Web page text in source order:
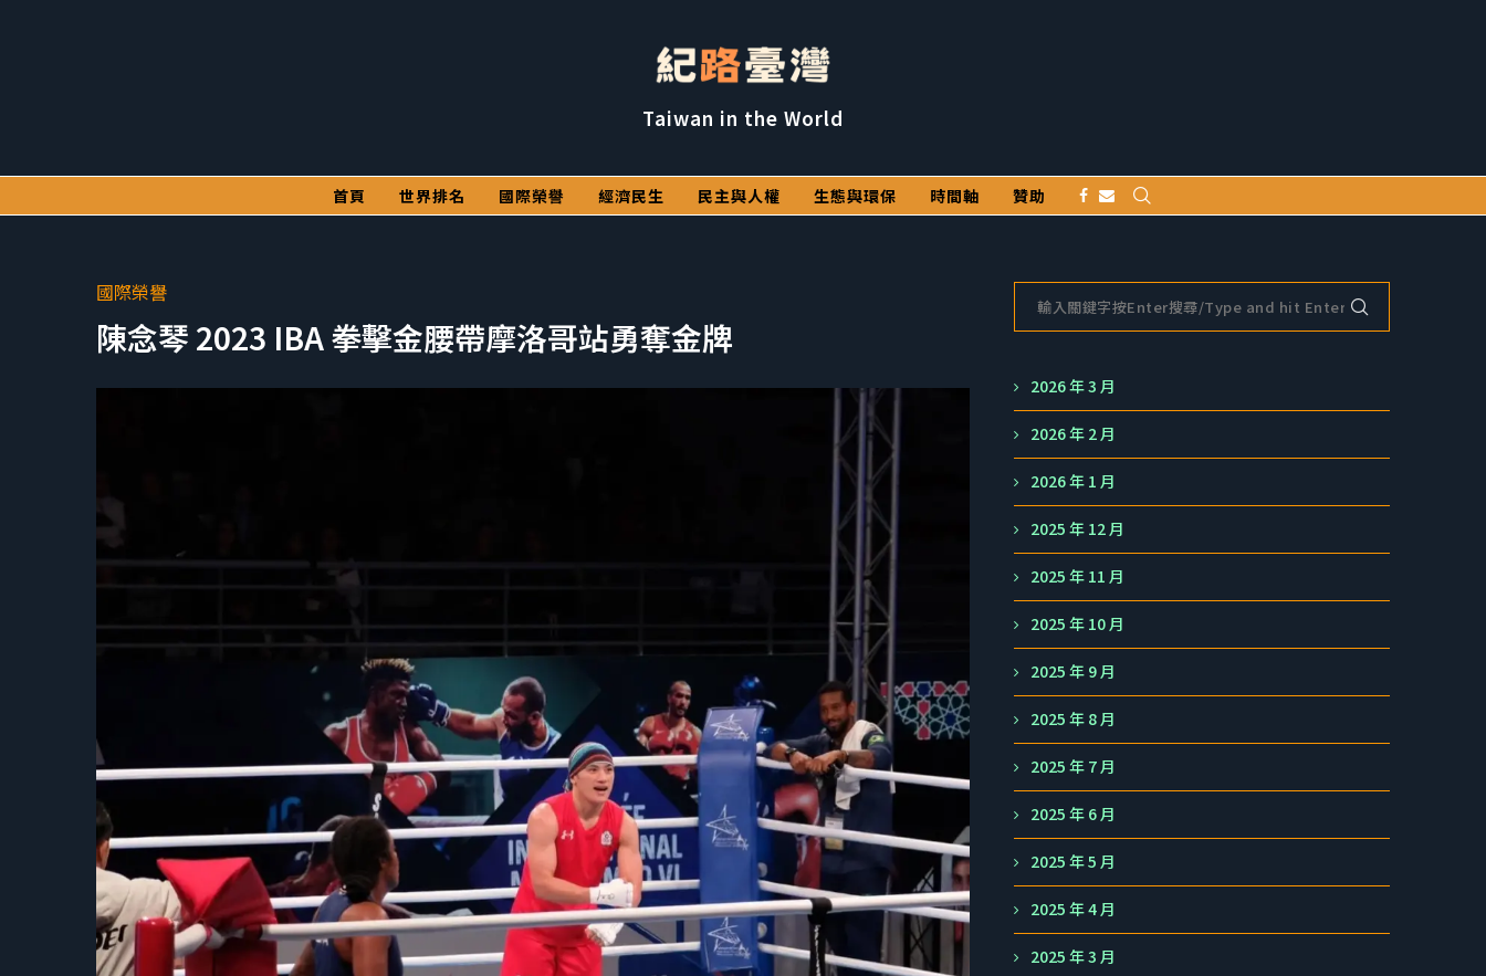
Taiwan in the World
首頁 世界排名 國際榮譽 經濟民生 民主與人權 生態與環保 時間軸 贊助
國際榮譽
陳念琴 2023 IBA 拳擊金腰帶摩洛哥站勇奪金牌
2026 年 3 月
2026 年 2 月
2026 年 1 月
2025 年 12 月
2025 年 11 月
2025 年 10 月
2025 年 9 月
2025 年 8 月
2025 年 7 月
2025 年 6 月
2025 年 5 月
2025 年 4 月
2025 年 3 月